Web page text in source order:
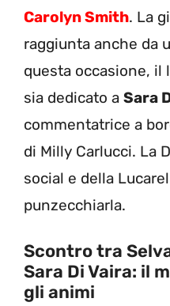
Carolyn Smith. La
raggiunta anche da
questa occasione, il
sia dedicato a Sara
commentatrice a
di Milly Carlucci. La
social e della
punzecchiarla.
Scontro tra
Sara Di Vaira: il
gli animi